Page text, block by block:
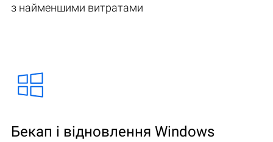
з найменшими витратами
Бекап і відновлення Windows